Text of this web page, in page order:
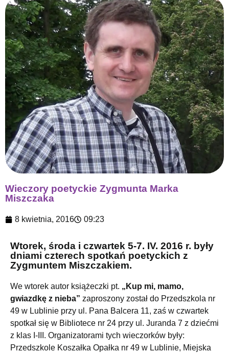
Wieczory poetyckie Zygmunta Marka
Miszczaka
8 kwietnia, 2016 09:23
Wtorek, środa i czwartek 5-7. IV. 2016 r. były
dniami czterech spotkań poetyckich z
Zygmuntem Miszczakiem.
We wtorek autor książeczki pt. „Kup mi, mamo,
gwiazdkę z nieba” zaproszony został do Przedszkola nr
49 w Lublinie przy ul. Pana Balcera 11, zaś w czwartek
spotkał się w Bibliotece nr 24 przy ul. Juranda 7 z dziećmi
z klas I-III. Organizatorami tych wieczorków były:
Przedszkole Koszałka Opałka nr 49 w Lublinie, Miejska